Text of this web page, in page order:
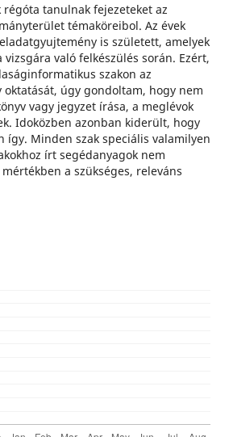
régóta tanulnak fejezeteket az
témaköreibol. Az évek
is született, amelyek
való felkészülés során. Ezért,
szakon az
úgy gondoltam, hogy nem
vagy jegyzet írása, a meglévok
Idoközben azonban kiderült, hogy
így. Minden szak speciális valamilyen
írt segédanyagok nem
a szükséges, releváns